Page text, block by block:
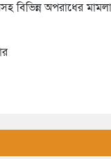
বিভিন্ন অপরাধের